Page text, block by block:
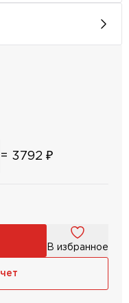
= 3792 ₽
В избранное